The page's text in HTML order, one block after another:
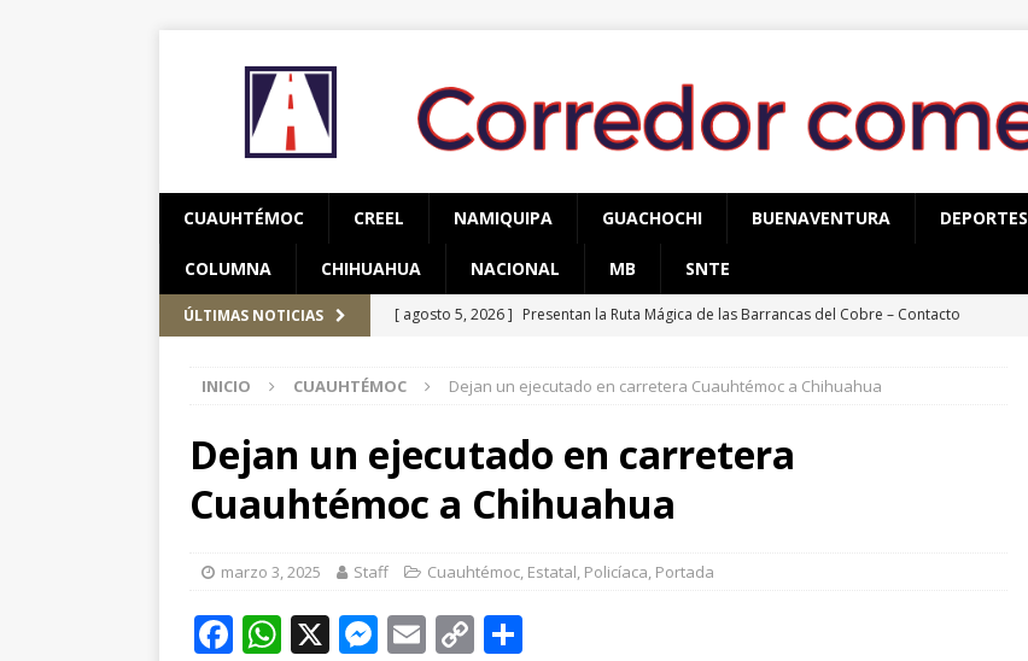
CUAUHTÉMOC CREEL NAMIQUIPA GUACHOCHI BUENAVENTURA DEPORTES
COLUMNA CHIHUAHUA NACIONAL MB SNTE
ÚLTIMAS NOTICIAS [ agosto 5, 2026 ] Presentan la Ruta Mágica de las Barrancas del Cobre – Contacto
[ agosto 5, 2026 ] Maru Campos inaugura la Sala Museográfica Miguel Hidalgo en
Parral – Contacto Occidente
[ agosto 5, 2026 ]
Bienestar en esta región
CUAUHTÉMOC
[ agosto 5, 2026 ]
INICIO CUAUHTÉMOC Dejan un ejecutado en carretera Cuauhtémoc a Chihuahua
Dejan un ejecutado en carretera
Cuauhtémoc a Chihuahua
marzo 3, 2025 Staff Cuauhtémoc, Estatal, Policíaca, Portada
F W X M E C